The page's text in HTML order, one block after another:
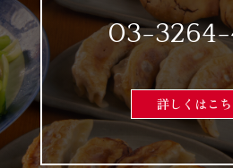
03-
詳しくはこち